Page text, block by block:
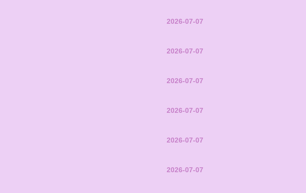
2026-07-07
2026-07-07
2026-07-07
2026-07-07
2026-07-07
2026-07-07